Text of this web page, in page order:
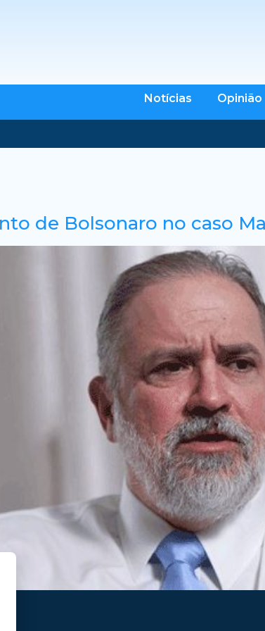
Notícias Opinião
de Bolsonaro no caso